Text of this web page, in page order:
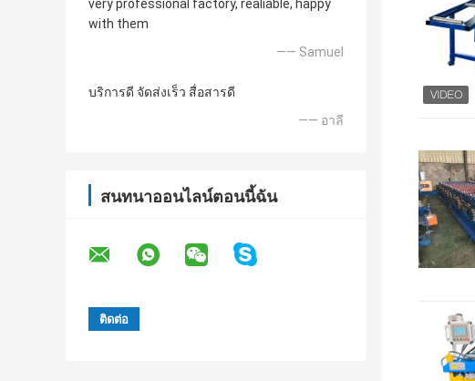
very professional factory, realiable, happy
with them
—— Samuel
บริการดี จัดส่งเร็ว สื่อสารดี
—— อาลี
สนทนาออนไลน์ตอนนี้ฉัน